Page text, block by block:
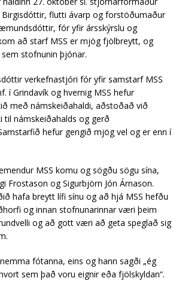
Birgisdóttir, flutti ávarp og forstöðumaður
fór yfir ársskýrslu og
að starf MSS er mjög fjölbreytt, og
stofnunin þjónar.
verkefnastjóri fór yfir samstarf MSS
í Grindavík og hvernig MSS hefur
með námskeiðahaldi, aðstoðað við
til námskeiðahalds og gerð
hefur gengið mjög vel og er enn í
MSS komu og sögðu sögu sína,
Frostason og Sigurbjörn Jón Árnason.
hafa breytt lífi sínu og að hjá MSS hefðu
og innan stofnunarinnar væri þeim
og að gott væri að geta speglað sig
fótanna, eins og hann sagði „ég
sem það voru eignir eða fjölskyldan“.